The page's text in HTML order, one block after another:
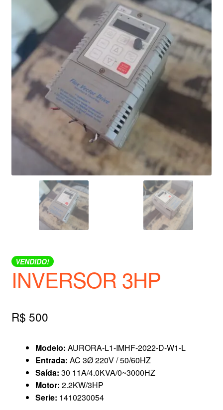
VENDIDO!
INVERSOR 3HP
R$ 500
Modelo: AURORA-L1-IMHF-2022-D-W1-L
Entrada: AC 3Ø 220V / 50/60HZ
Saída: 30 11A/4.0KVA/0~3000HZ
Motor: 2.2KW/3HP
Serie: 1410230054